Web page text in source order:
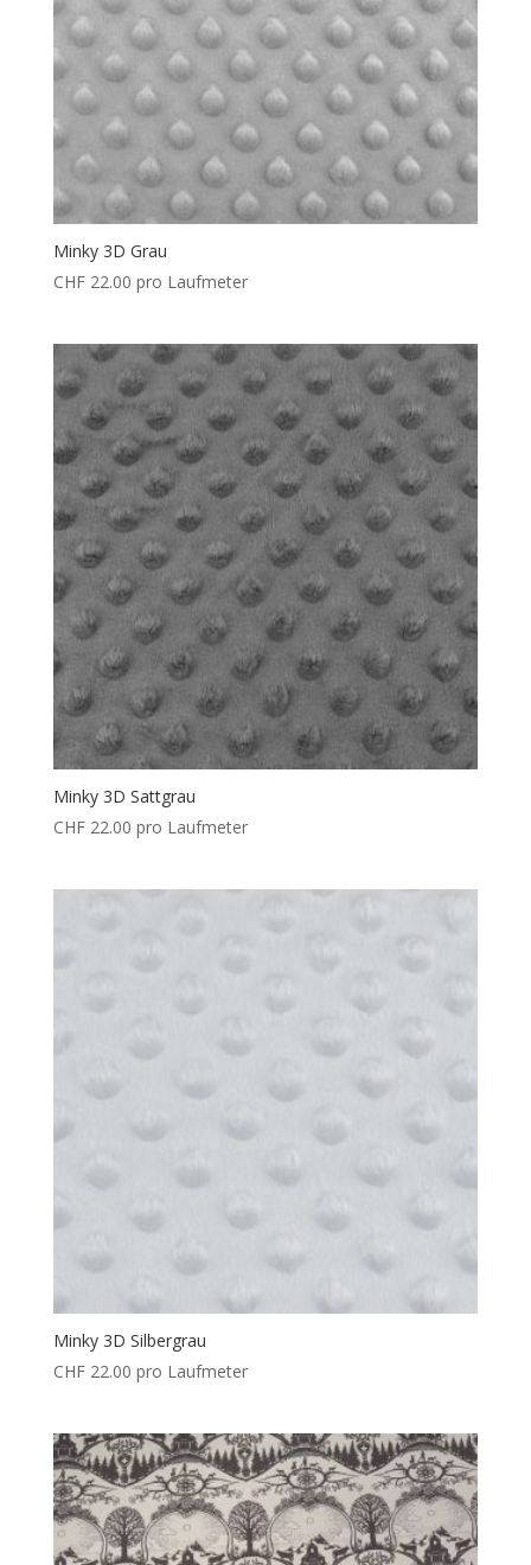
Minky 3D Grau
CHF22.00 pro Laufmeter
Minky 3D Sattgrau
CHF22.00 pro Laufmeter
Minky 3D Silbergrau
CHF22.00 pro Laufmeter